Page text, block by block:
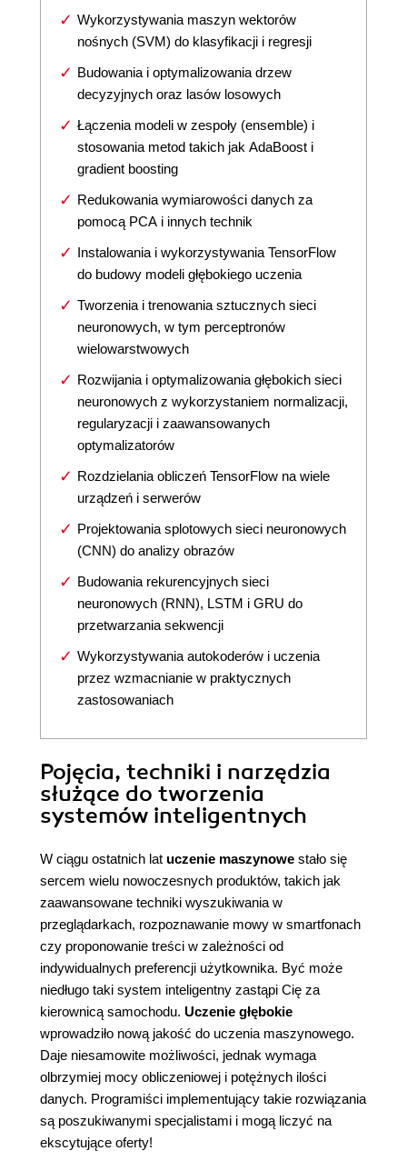
Wykorzystywania maszyn wektorów
nośnych (SVM) do klasyfikacji i regresji
Budowania i optymalizowania drzew
decyzyjnych oraz lasów losowych
Łączenia modeli w zespoły (ensemble) i
stosowania metod takich jak AdaBoost i
gradient boosting
Redukowania wymiarowości danych za
pomocą PCA i innych technik
Instalowania i wykorzystywania TensorFlow
do budowy modeli głębokiego uczenia
Tworzenia i trenowania sztucznych sieci
neuronowych, w tym perceptronów
wielowarstwowych
Rozwijania i optymalizowania głębokich sieci
neuronowych z wykorzystaniem normalizacji,
regularyzacji i zaawansowanych
optymalizatorów
Rozdzielania obliczeń TensorFlow na wiele
urządzeń i serwerów
Projektowania splotowych sieci neuronowych
(CNN) do analizy obrazów
Budowania rekurencyjnych sieci
neuronowych (RNN), LSTM i GRU do
przetwarzania sekwencji
Wykorzystywania autokoderów i uczenia
przez wzmacnianie w praktycznych
zastosowaniach
Pojęcia, techniki i narzędzia
służące do tworzenia
systemów inteligentnych
W ciągu ostatnich lat uczenie maszynowe stało się
sercem wielu nowoczesnych produktów, takich jak
zaawansowane techniki wyszukiwania w
przeglądarkach, rozpoznawanie mowy w smartfonach
czy proponowanie treści w zależności od
indywidualnych preferencji użytkownika. Być może
niedługo taki system inteligentny zastąpi Cię za
kierownicą samochodu. Uczenie głębokie
wprowadziło nową jakość do uczenia maszynowego.
Daje niesamowite możliwości, jednak wymaga
olbrzymiej mocy obliczeniowej i potężnych ilości
danych. Programiści implementujący takie rozwiązania
są poszukiwanymi specjalistami i mogą liczyć na
ekscytujące oferty!